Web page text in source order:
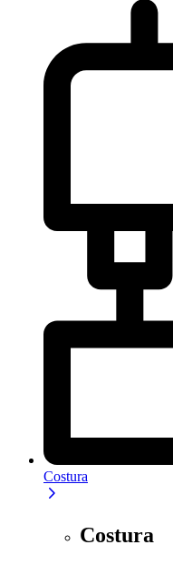
Costura
Costura